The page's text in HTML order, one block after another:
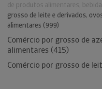
de produtos alimentares,
grosso de leite e derivados,
alimentares (999)
Comércio por grosso de
alimentares (415)
Comércio por grosso de